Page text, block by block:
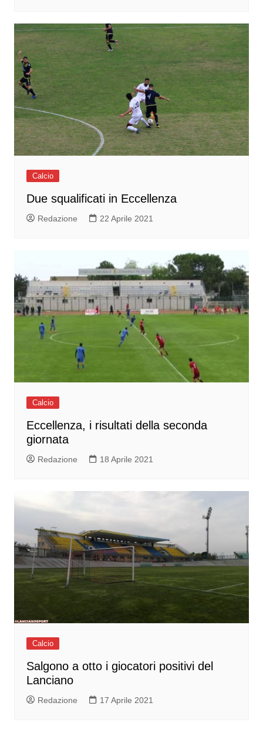
Calcio
Due squalificati in Eccellenza
Redazione 22 Aprile 2021
Calcio
Eccellenza, i risultati della seconda
giornata
Redazione 18 Aprile 2021
Calcio
Salgono a otto i giocatori positivi del
Lanciano
Redazione 17 Aprile 2021